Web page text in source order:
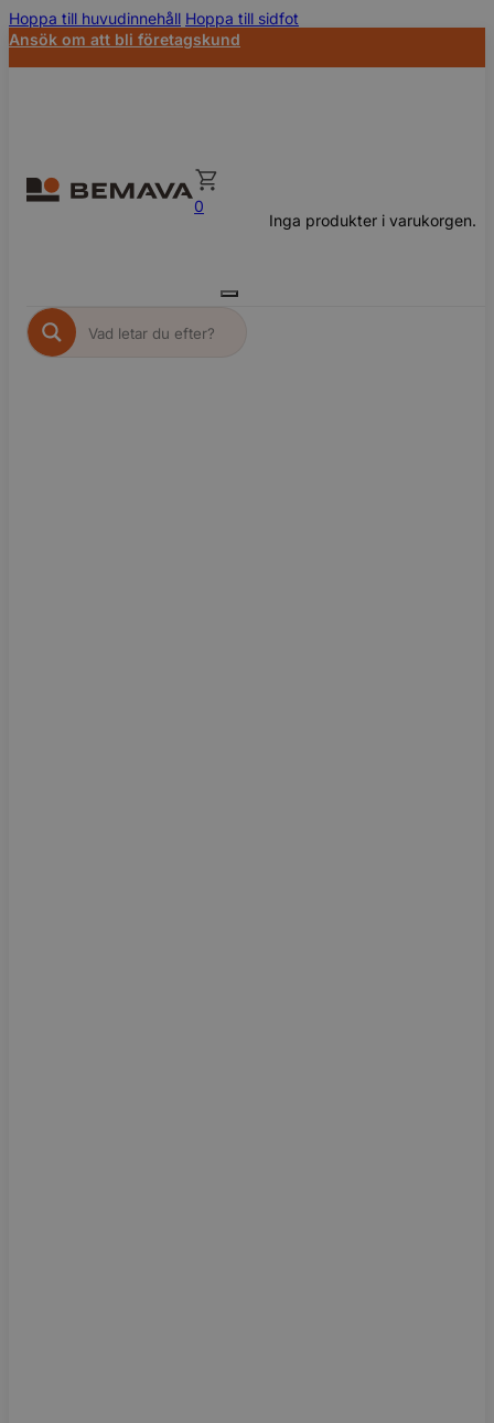
Hoppa till huvudinnehåll Hoppa till sidfot
Ansök om att bli företagskund
0
Inga produkter i varukorgen.